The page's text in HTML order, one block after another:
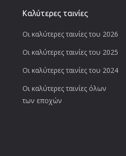
Καλύτερες ταινίες
Οι καλύτερες ταινίες του 2026
Οι καλύτερες ταινίες του 2025
Οι καλύτερες ταινίες του 2024
Οι καλύτερες ταινίες όλων
των εποχών